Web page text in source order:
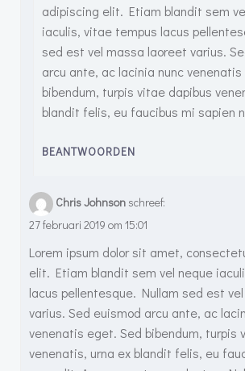
adipiscing elit. Etiam blandit sem
iaculis, vitae tempus lacus
sed est vel massa laoreet varius.
arcu ante, ac lacinia nunc
bibendum, turpis vitae dapibus
blandit felis, eu faucibus mi sapien
BEANTWOORDEN
Chris Johnson schreef:
27 februari 2019 om 15:01
Lorem ipsum dolor sit amet,
elit. Etiam blandit sem vel neque
lacus pellentesque. Nullam sed est
varius. Sed euismod arcu ante, ac
venenatis eget. Sed bibendum, turpis
venenatis, urna ex blandit felis, eu